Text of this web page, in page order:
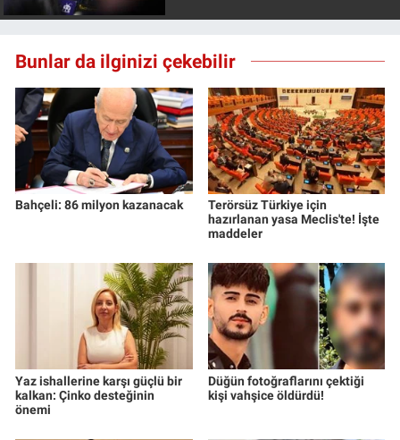
Bunlar da ilginizi çekebilir
Bahçeli: 86 milyon kazanacak
Terörsüz Türkiye için
hazırlanan yasa Meclis'te! İşte
maddeler
Yaz ishallerine karşı güçlü bir
kalkan: Çinko desteğinin
önemi
Düğün fotoğraflarını çektiği
kişi vahşice öldürdü!